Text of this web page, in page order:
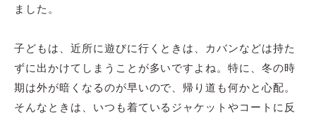
ました。
子どもは、近所に遊びに行くときは、カバンなどは持た
ずに出かけてしまうことが多いですよね。特に、冬の時
期は外が暗くなるのが早いので、帰り道も何かと心配。
そんなときは、いつも着ているジャケットやコートに反